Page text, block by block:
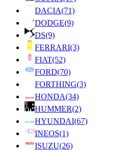
DACIA(71)
DODGE(9)
DS(9)
FERRARI(3)
FIAT(52)
FORD(70)
FORTHING(3)
HONDA(34)
HUMMER(2)
HYUNDAI(67)
INEOS(1)
ISUZU(26)